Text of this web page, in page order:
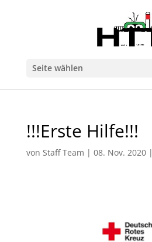
Seite wählen
!!!Erste Hilfe!!!
von Staff Team | 08. Nov. 2020|